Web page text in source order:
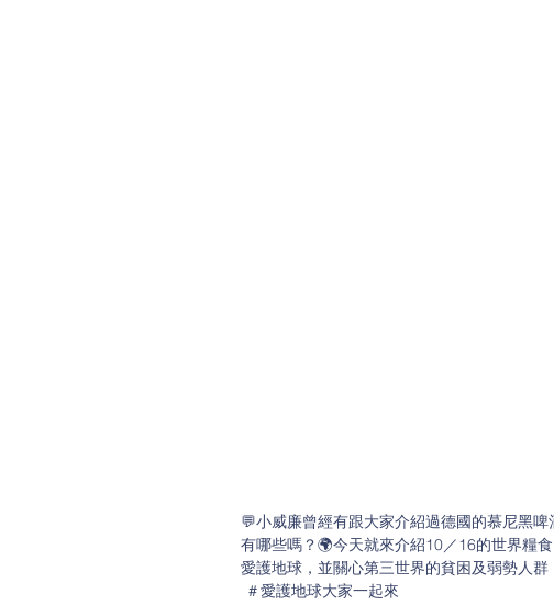
💬小威廉曾經有跟大家介紹過德國的慕尼黑
有哪些嗎？🌍今天就來介紹10／16的世界糧
愛護地球，並關心第三世界的貧困及弱勢人
＃愛護地球大家一起來